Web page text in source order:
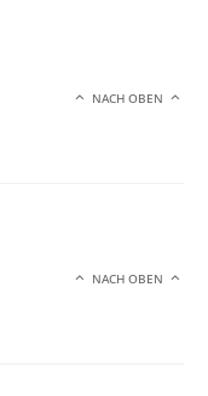
NACH OBEN
NACH OBEN